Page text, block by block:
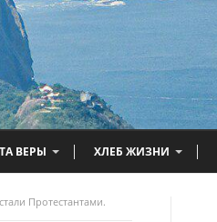
ВЕРЫ ХЛЕБ ЖИЗНИ
Протестантами.